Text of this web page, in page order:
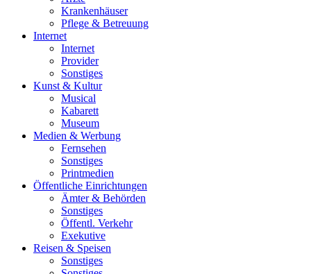
Krankenhäuser
Pflege & Betreuung
Internet
Internet
Provider
Sonstiges
Kunst & Kultur
Musical
Kabarett
Museum
Medien & Werbung
Fernsehen
Sonstiges
Printmedien
Öffentliche Einrichtungen
Ämter & Behörden
Sonstiges
Öffentl. Verkehr
Exekutive
Reisen & Speisen
Sonstiges